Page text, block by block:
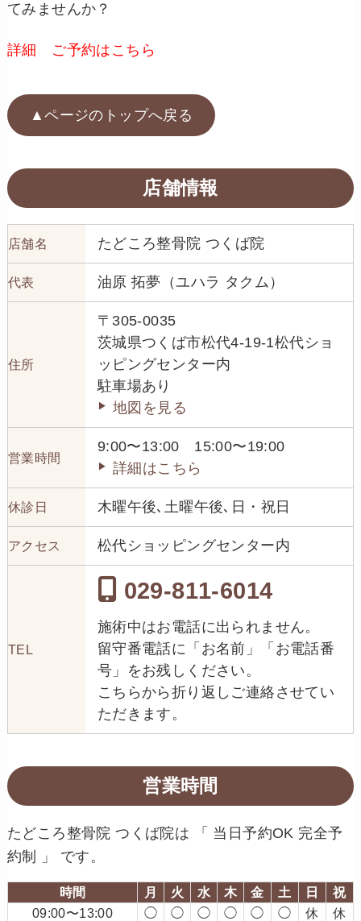
てみませんか？
詳細 ご予約はこちら
▲ページのトップへ戻る
店舗情報
店舗名 たどころ整骨院 つくば院
代表 油原 拓夢（ユハラ タクム）
住所
〒305-0035
茨城県つくば市松代4-19-1松代ショ
ッピングセンター内
駐車場あり
地図を見る
営業時間
9:00〜13:00 15:00〜19:00
詳細はこちら
休診日 木曜午後､土曜午後､日・祝日
アクセス 松代ショッピングセンター内
TEL
029-811-6014
施術中はお電話に出られません。
留守番電話に「お名前」「お電話番
号」をお残しください。
こちらから折り返しご連絡させてい
ただきます。
営業時間
たどころ整骨院 つくば院は 「 当日予約OK 完全予
約制 」 です。
時間 月 火 水 木 金 土 日
祝
09:00〜13:00
◯ ◯ ◯ ◯ ◯ ◯ 休 休